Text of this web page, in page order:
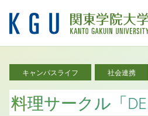
キャンパスライフ 社会連携
料理サークル「